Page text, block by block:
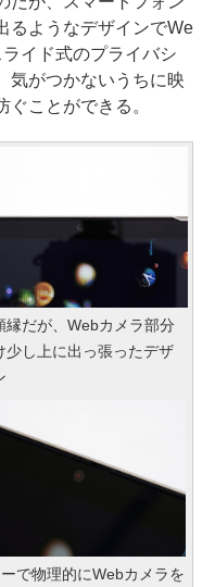
るようなデザインでWe
イド式のプライバシ
気がつかないうちに映
ことができる。
縁だが、Webカメラ部分
少し上に出っ張ったデザ
で物理的にWebカメラを